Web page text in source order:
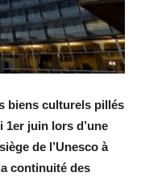
biens culturels pillés
1er juin lors d’une
de l’Unesco à
continuité des